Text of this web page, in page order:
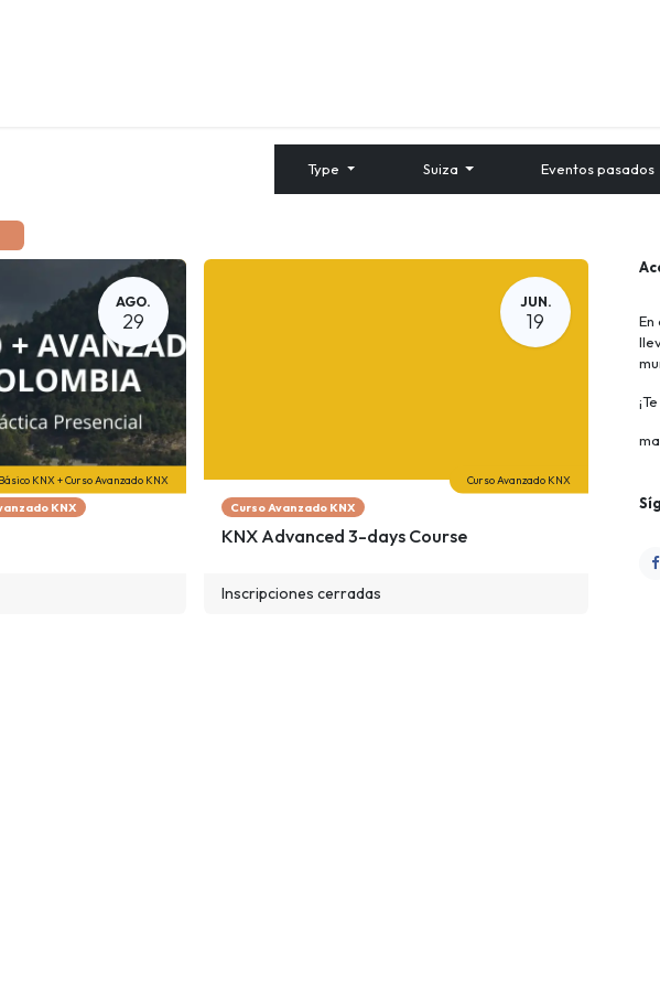
Type Suiza Eventos pasados
AGO.
29
KNX + Curso Avanzado KNX
KNX
JUN.
19
Curso Avanzado KNX
Curso Avanzado KNX
KNX Advanced 3-days Course
Inscripciones cerradas